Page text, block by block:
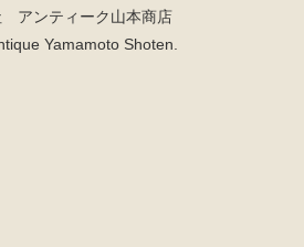
アンティーク山本商店
Yamamoto Shoten.